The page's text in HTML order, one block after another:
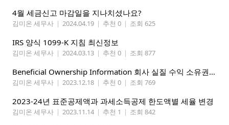
4월 세금신고 마감일을 지나치셨나요?
김미온 세무사 | 2024.04.19 | 추천 0 | 조회 625
IRS 양식 1099-K 지침 최신정보
김미온 세무사 | 2024.03.13 | 추천 0 | 조회 877
Beneficial Ownership Information 회사 실질 수익 소유권 신고 개시 2024년 1월 1일
김미온 세무사 | 2023.12.18 | 추천 0 | 조회 769
2023-24년 표준공제액과 과세소득공제 한도액별 세율 변경
김미온 세무사 | 2023.11.14 | 추천 1 | 조회 842